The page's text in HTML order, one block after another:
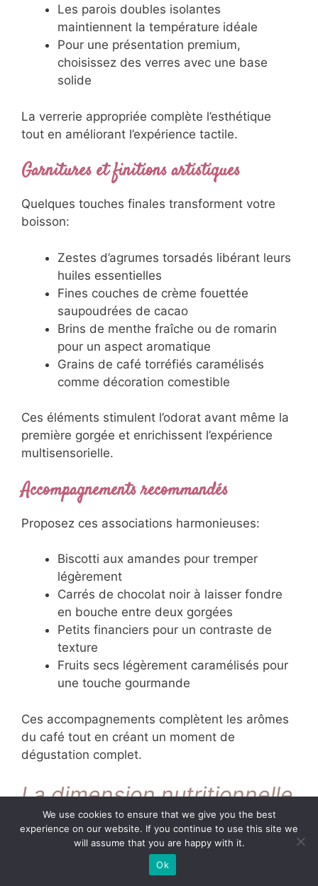
Les parois doubles isolantes
maintiennent la température idéale
Pour une présentation premium,
choisissez des verres avec une base
solide
La verrerie appropriée complète l’esthétique
tout en améliorant l’expérience tactile.
Garnitures et finitions artistiques
Quelques touches finales transforment votre
boisson:
Zestes d’agrumes torsadés libérant leurs
huiles essentielles
Fines couches de crème fouettée
saupoudrées de cacao
Brins de menthe fraîche ou de romarin
pour un aspect aromatique
Grains de café torréfiés caramélisés
comme décoration comestible
Ces éléments stimulent l’odorat avant même la
première gorgée et enrichissent l’expérience
multisensorielle.
Accompagnements recommandés
Proposez ces associations harmonieuses:
Biscotti aux amandes pour tremper
légèrement
Carrés de chocolat noir à laisser fondre
en bouche entre deux gorgées
Petits financiers pour un contraste de
texture
Fruits secs légèrement caramélisés pour
une touche gourmande
Ces accompagnements complètent les arômes
du café tout en créant un moment de
dégustation complet.
La dimension nutritionnelle
de votre café glacé
espresso
We use cookies to ensure that we give you the best
experience on our website. If you continue to use this site we
will assume that you are happy with it.
Ok